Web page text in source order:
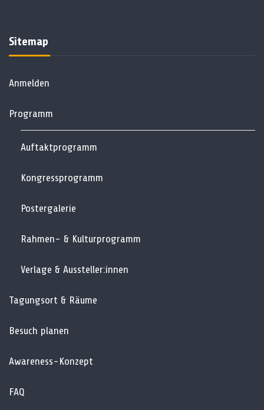
Sitemap
Anmelden
Programm
Auftaktprogramm
Kongressprogramm
Postergalerie
Rahmen- & Kulturprogramm
Verlage & Aussteller:innen
Tagungsort & Räume
Besuch planen
Awareness-Konzept
FAQ